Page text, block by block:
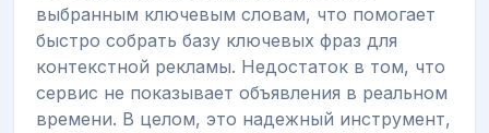
выбранным ключевым словам, что помогает
быстро собрать базу ключевых фраз для
контекстной рекламы. Недостаток в том, что
сервис не показывает объявления в реальном
времени. В целом, это надежный инструмент,